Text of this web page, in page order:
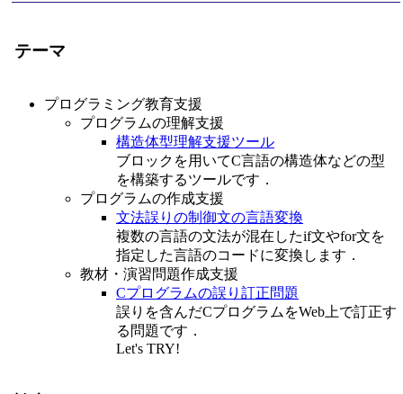
テーマ
プログラミング教育支援
プログラムの理解支援
構造体型理解支援ツール
ブロックを用いてC言語の構造体などの型
を構築するツールです．
プログラムの作成支援
文法誤りの制御文の言語変換
複数の言語の文法が混在したif文やfor文を
指定した言語のコードに変換します．
教材・演習問題作成支援
Cプログラムの誤り訂正問題
誤りを含んだCプログラムをWeb上で訂正す
る問題です．
Let's TRY!